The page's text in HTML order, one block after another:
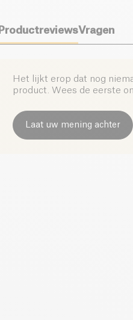
ProductreviewsVragen
Het lijkt erop dat nog
product. Wees de eerste
Laat uw mening achter